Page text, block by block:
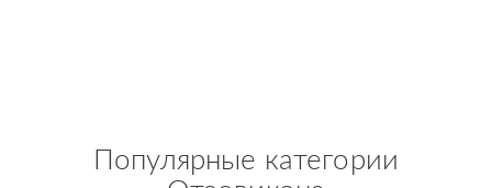
Популярные категории